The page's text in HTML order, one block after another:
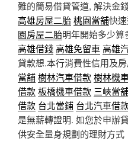
難的簡易借貸管道, 解決金
高雄房屋二胎桃園當舖快
園房屋二胎明年開始多少算
高雄借錢高雄免留車高雄
貸款想.本行消費性信用及
當舖樹林汽車借款樹林機
借款板橋機車借款 三峽當
借款 台北當鋪 台北汽車借
是無薪轉證明. 如您於申辦
供安全量身規劃的理財方式